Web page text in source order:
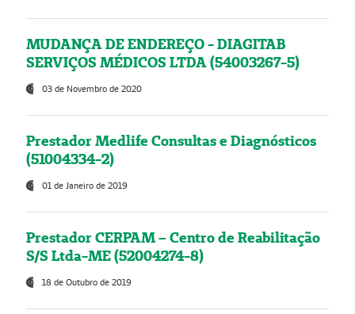
MUDANÇA DE ENDEREÇO - DIAGITAB
SERVIÇOS MÉDICOS LTDA (54003267-5)
03 de Novembro de 2020
Prestador Medlife Consultas e Diagnósticos
(51004334-2)
01 de Janeiro de 2019
Prestador CERPAM – Centro de Reabilitação
S/S Ltda-ME (52004274-8)
18 de Outubro de 2019